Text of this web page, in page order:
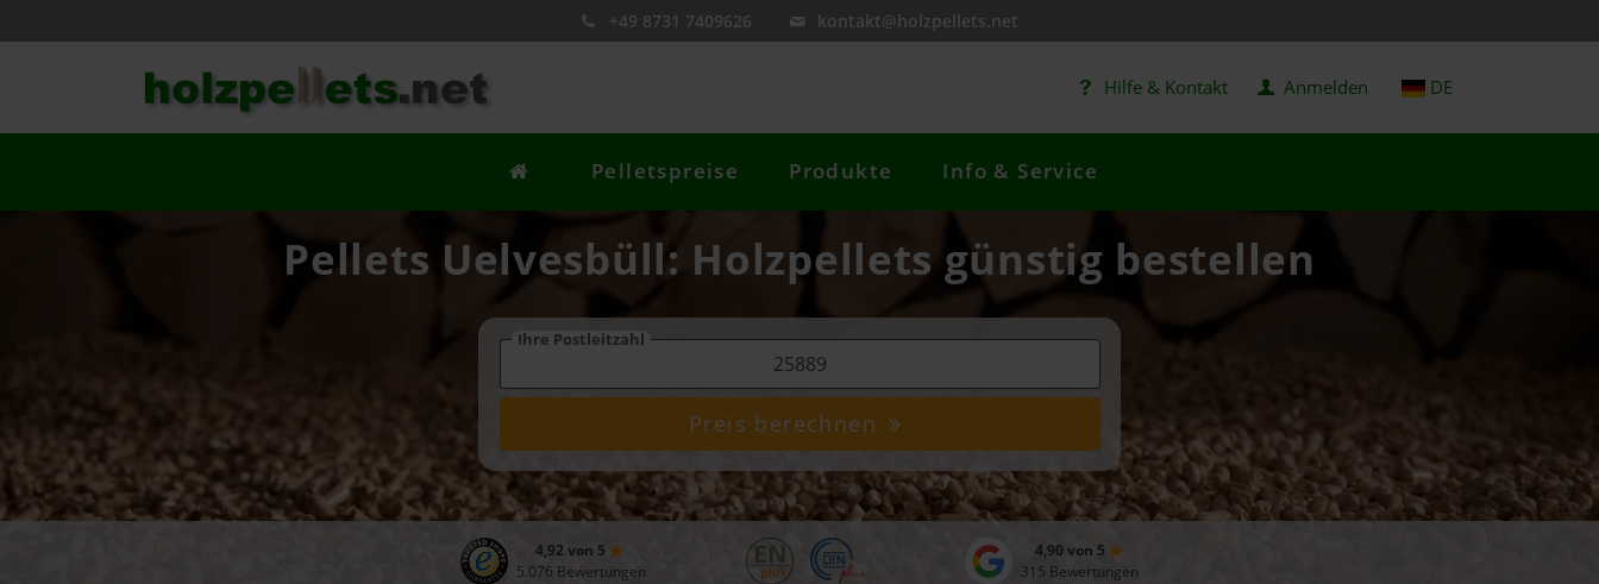
+49 8731 7409626 kontakt@holzpellets.net
Hilfe & Kontakt Anmelden DE
Pelletspreise Produkte Info & Service
Pellets Uelvesbüll: Holzpellets günstig bestellen
Ihre Postleitzahl
Preis berechnen
4,92 von 5
5.076 Bewertungen
4,90 von 5
315 Bewertungen